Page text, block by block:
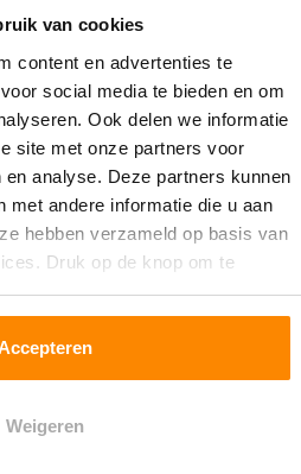
van cookies
content en advertenties te
social media te bieden en om
Ook delen we informatie
site met onze partners voor
analyse. Deze partners kunnen
met andere informatie die u aan
hebben verzameld op basis van
Druk op de knop om te
Weigeren
uitbesteden?
ons het doen!